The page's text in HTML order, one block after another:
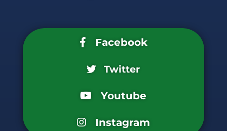
Facebook
Twitter
Youtube
Instagram